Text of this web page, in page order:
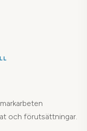
och förutsättningar.